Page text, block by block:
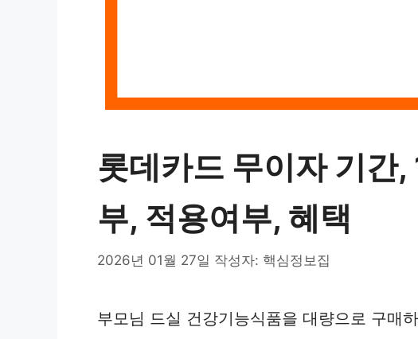
롯데카드 무이자 기간
부, 적용여부, 혜택
2026년 01월 27일 작성자: 핵심정보집
부모님 드실 건강기능식품을 대량으로 구매